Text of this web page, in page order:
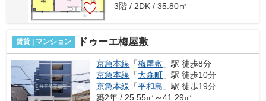
3階 / 2DK / 35.80㎡
賃貸 | マンション ドゥーエ梅屋敷
京急本線 「梅屋敷 」駅 徒歩8分
京急本線 「大森町 」駅 徒歩10分
京急本線 「平和島 」駅 徒歩19分
築2年 / 25.55㎡～41.29㎡